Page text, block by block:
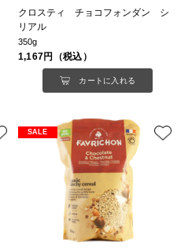
クロスティ チョコフォンダン シ
リアル
350g
1,167円（税込）
カートに入れる
SALE